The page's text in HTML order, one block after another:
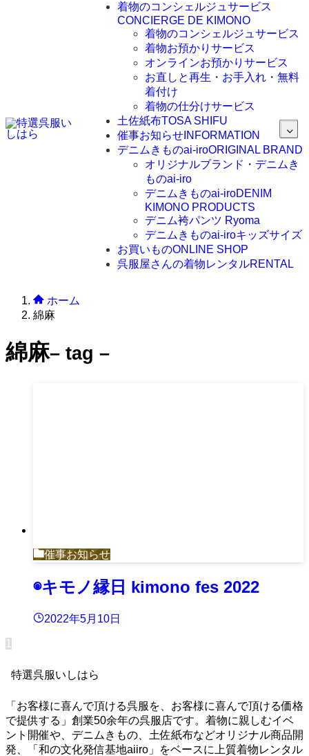
着物のコンシェルジュサービス
CONCIERGE DE KIMONO
着物のコンシェルジュサービス
着物お預かりサービス
オンラインお預かりサービス
お直しと再生・お手入れ・無料
着付け
着物の仕分けサービス
土佐紙布TOSA SHIFU
催事お知らせINFORMATION
デニムきものai-iroORIGINAL BRAND
オリジナルブランド・デニムき
ものai-iro
デニムきものai-iroDENIM
KIMONO PRODUCTS
デニム袴パンツ Ryoma
デニムきものai-iroキッズサイズ
お買いものONLINE SHOP
呉服屋さんの着物レンタルRENTAL
ホーム
綿麻
綿麻– tag –
催事お知らせ
◉キモノ縁日 kimono fes 2022
2022年5月10日
1
特選呉服いしはら
「お客様に喜んで頂ける呉服を、お客様に喜んで頂ける価格
で提供する」創業50余年の呉服店です。着物に親しむイベ
ント開催や、デニムきもの、土佐紙布などオリジナル商品開
発、「和の文化発信基地aiiro」をベースに上質着物レンタル